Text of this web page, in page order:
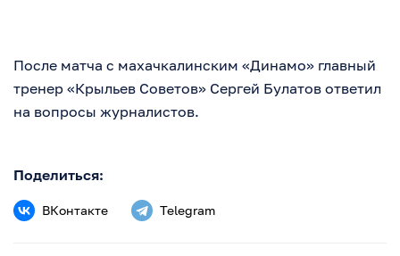
После матча с махачкалинским «Динамо» главный
тренер «Крыльев Советов» Сергей Булатов ответил
на вопросы журналистов.
Поделиться:
ВКонтакте Telegram